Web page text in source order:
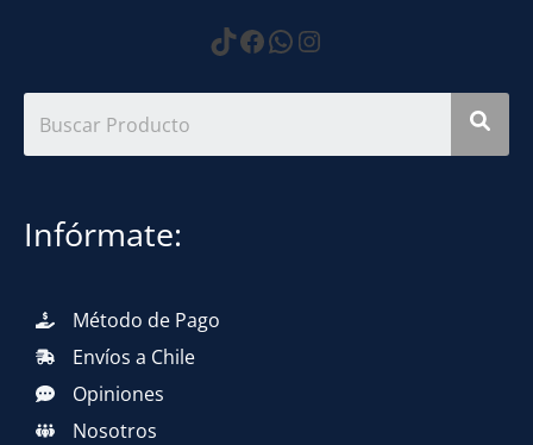
https://
Facebook
WhatsApp
Instagram
Infórmate:
Método de Pago
Envíos a Chile
Opiniones
Nosotros